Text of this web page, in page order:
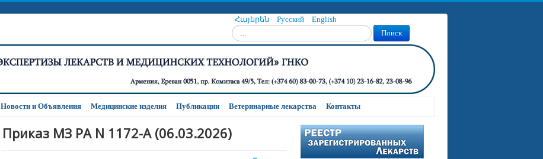
Հայերեն Русский English
Искать... Поиск
Новости и Oбъявления Медицинские изделия Публикации Ветеринарные лекарства Контакты
Приказ МЗ РА N 1172-A (06.03.2026)